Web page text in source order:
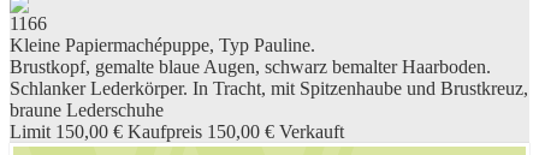
1166
Kleine Papiermachépuppe, Typ Pauline.
Brustkopf, gemalte blaue Augen, schwarz bemalter Haarboden.
Schlanker Lederkörper. In Tracht, mit Spitzenhaube und Brustkreuz,
braune Lederschuhe
Limit 150,00 € Kaufpreis 150,00 € Verkauft